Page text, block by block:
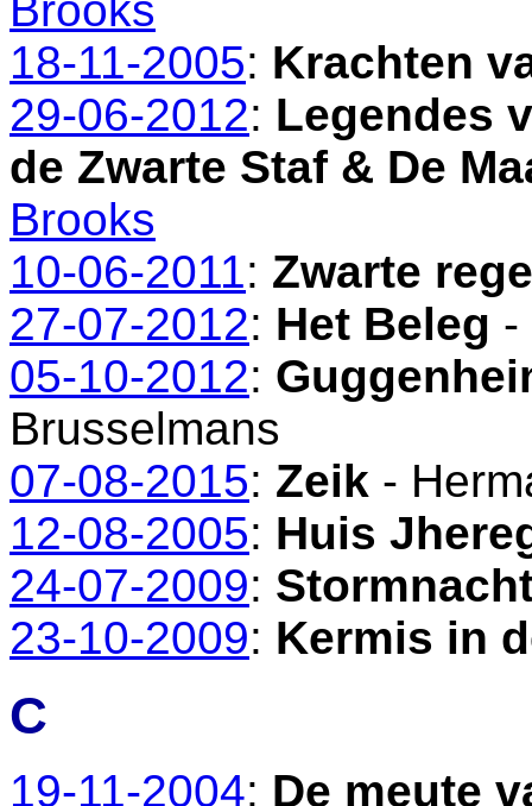
Brooks
18-11-2005: Krachten
29-06-2012: Legendes
de Zwarte Staf & De
Brooks
10-06-2011: Zwarte
27-07-2012: Het Beleg -
05-10-2012:
Brusselmans
07-08-2015: Zeik -
12-08-2005: Huis
24-07-2009:
23-10-2009: Kermis in
C
19-11-2004: De meute